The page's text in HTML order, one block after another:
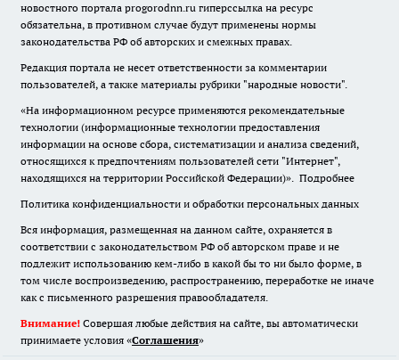
новостного портала progorodnn.ru гиперссылка на ресурс
обязательна, в противном случае будут применены нормы
законодательства РФ об авторских и смежных правах.
Редакция портала не несет ответственности за комментарии
пользователей, а также материалы рубрики "народные новости".
«На информационном ресурсе применяются рекомендательные
технологии (информационные технологии предоставления
информации на основе сбора, систематизации и анализа сведений,
относящихся к предпочтениям пользователей сети "Интернет",
находящихся на территории Российской Федерации)». Подробнее
Политика конфиденциальности и обработки персональных данных
Вся информация, размещенная на данном сайте, охраняется в
соответствии с законодательством РФ об авторском праве и не
подлежит использованию кем-либо в какой бы то ни было форме, в
том числе воспроизведению, распространению, переработке не иначе
как с письменного разрешения правообладателя.
Внимание! Совершая любые действия на сайте, вы автоматически
принимаете условия «Cоглашения»